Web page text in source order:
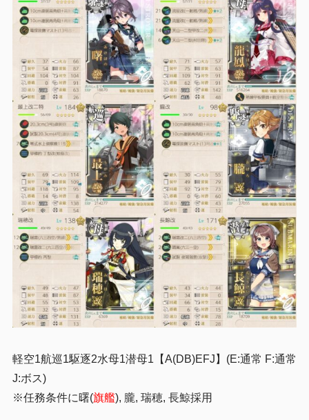
軽空1航巡1駆逐2水母1潜母1【A(DB)EFJ】(E:通常 F:通常
J:ボス)
※任務条件に曙(旗艦), 朧, 瑞穂, 長鯨採用